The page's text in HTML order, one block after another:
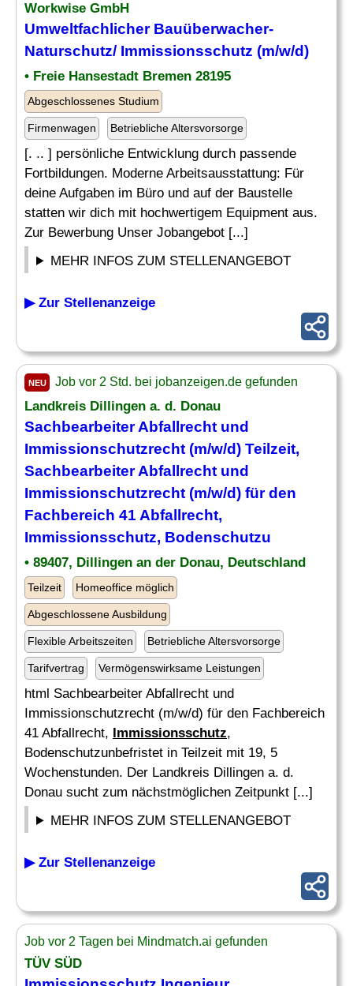
Workwise GmbH
Umweltfachlicher Bauüberwacher-
Naturschutz/ Immissionsschutz (m/w/d)
• Freie Hansestadt Bremen 28195
Abgeschlossenes Studium
Firmenwagen Betriebliche Altersvorsorge
[. .. ] persönliche Entwicklung durch passende
Fortbildungen. Moderne Arbeitsausstattung: Für
deine Aufgaben im Büro und auf der Baustelle
statten wir dich mit hochwertigem Equipment aus.
Zur Bewerbung Unser Jobangebot [...]
MEHR INFOS ZUM STELLENANGEBOT
▶ Zur Stellenanzeige
NEU Job vor 2 Std. bei jobanzeigen.de gefunden
Landkreis Dillingen a. d. Donau
Sachbearbeiter Abfallrecht und
Immissionschutzrecht (m/w/d) Teilzeit,
Sachbearbeiter Abfallrecht und
Immissionschutzrecht (m/w/d) für den
Fachbereich 41 Abfallrecht,
Immissionsschutz, Bodenschutzu
• 89407, Dillingen an der Donau, Deutschland
Teilzeit Homeoffice möglich
Abgeschlossene Ausbildung
Flexible Arbeitszeiten Betriebliche Altersvorsorge
Tarifvertrag Vermögenswirksame Leistungen
html Sachbearbeiter Abfallrecht und
Immissionschutzrecht (m/w/d) für den Fachbereich
41 Abfallrecht, Immissionsschutz,
Bodenschutzunbefristet in Teilzeit mit 19, 5
Wochenstunden. Der Landkreis Dillingen a. d.
Donau sucht zum nächstmöglichen Zeitpunkt [...]
MEHR INFOS ZUM STELLENANGEBOT
▶ Zur Stellenanzeige
Job vor 2 Tagen bei Mindmatch.ai gefunden
TÜV SÜD